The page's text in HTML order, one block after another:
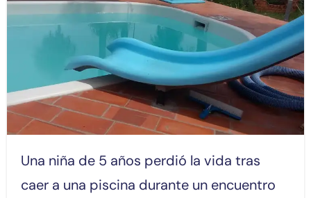
Una niña de 5 años perdió la vida tras
caer a una piscina durante un encuentro